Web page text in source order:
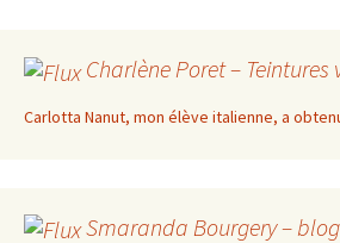
Charlène Poret – Teintures
Carlotta Nanut, mon élève italienne, a
Smaranda Bourgery –